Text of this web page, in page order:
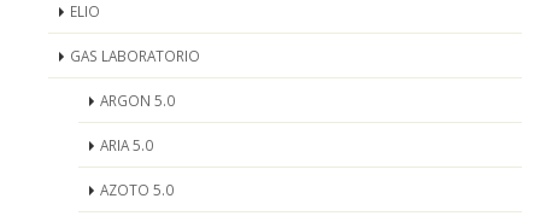
ELIO
GAS LABORATORIO
ARGON 5.0
ARIA 5.0
AZOTO 5.0